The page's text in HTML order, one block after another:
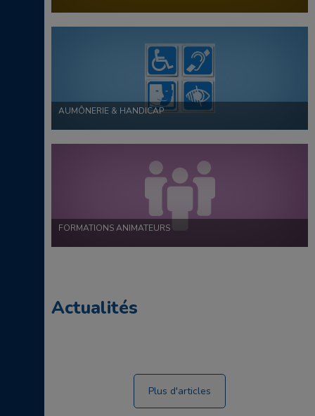
AUMÔNERIE & HANDICAP
FORMATIONS ANIMATEURS
Actualités
Plus d'articles